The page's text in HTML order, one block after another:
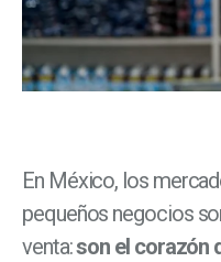
En México, los
pequeños negocios
venta:son el corazón